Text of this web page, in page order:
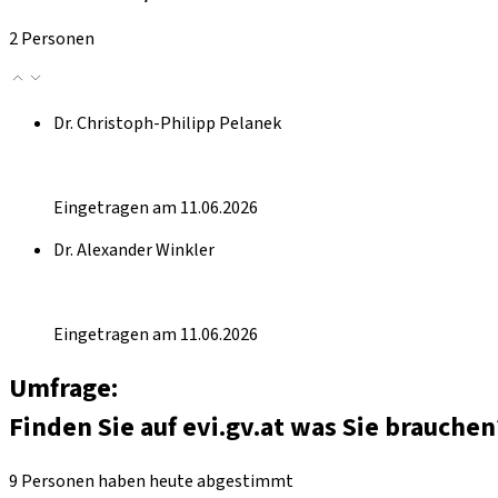
2 Personen
Dr. Christoph-Philipp Pelanek
Eingetragen am 11.06.2026
Dr. Alexander Winkler
Eingetragen am 11.06.2026
Umfrage:
Finden Sie auf evi.gv.at was Sie
9 Personen haben heute abgestimmt